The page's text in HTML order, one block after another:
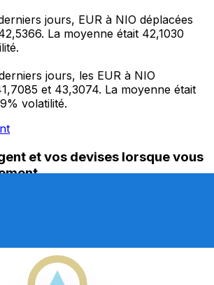
jours, EUR à NIO déplacées
La moyenne était 42,1030
jours, les EUR à NIO
et 43,3074. La moyenne était
volatilité.
et vos devises lorsque vous
sans frais cachés. Téléchargez
!